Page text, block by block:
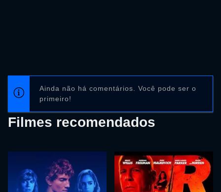
Ainda não há comentários. Você pode ser o
primeiro!
Filmes recomendados